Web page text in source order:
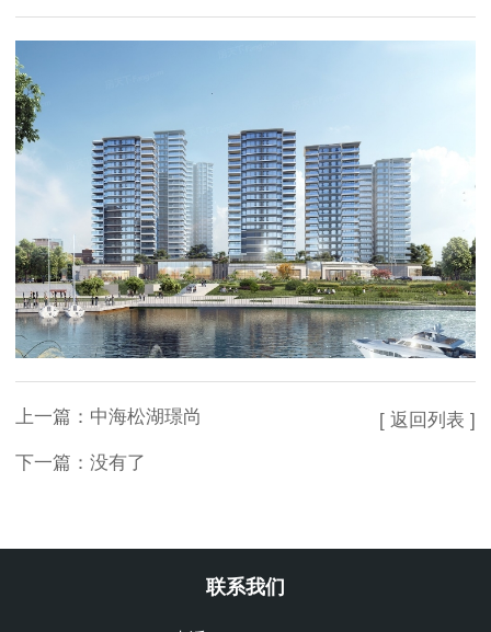
上一篇： 中海松湖璟尚
下一篇：没有了
[ 返回列表 ]
联系我们